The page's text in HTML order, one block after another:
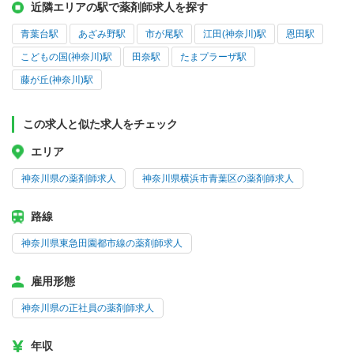
近隣エリアの駅で薬剤師求人を探す
青葉台駅 あざみ野駅 市が尾駅 江田(神奈川)駅 恩田駅
こどもの国(神奈川)駅 田奈駅 たまプラーザ駅
藤が丘(神奈川)駅
この求人と似た求人をチェック
エリア
神奈川県の薬剤師求人 神奈川県横浜市青葉区の薬剤師求人
路線
神奈川県東急田園都市線の薬剤師求人
雇用形態
神奈川県の正社員の薬剤師求人
年収